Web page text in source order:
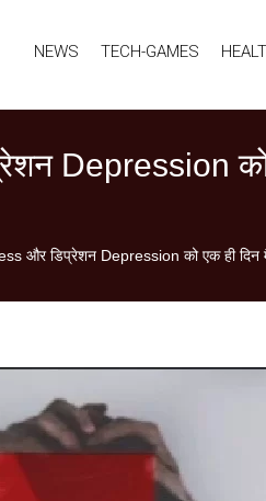
NEWS TECH-GAMES
Depression
और डिप्रेशन Depression को एक ही